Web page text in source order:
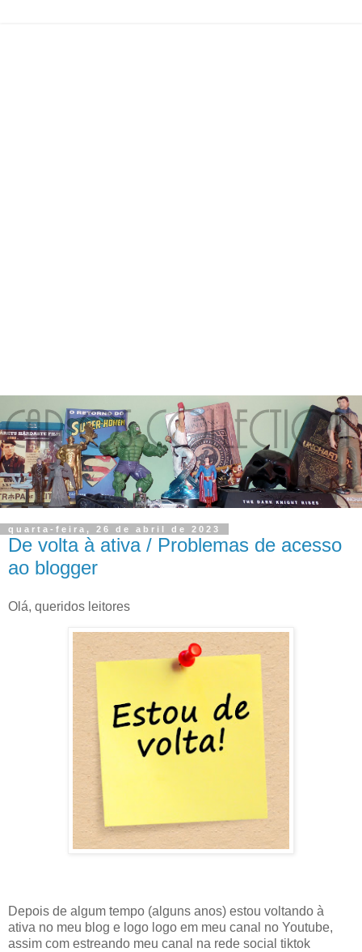
quarta-feira, 26 de abril de 2023
De volta à ativa / Problemas de acesso
ao blogger
Olá, queridos leitores
Depois de algum tempo (alguns anos) estou voltando à
ativa no meu blog e logo logo em meu canal no Youtube,
assim com estreando meu canal na rede social tiktok